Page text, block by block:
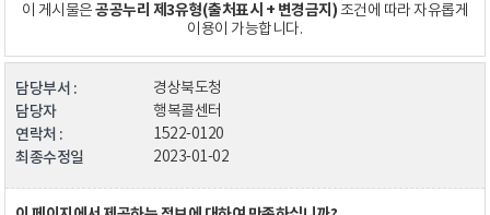
이 게시물은공공누리 제3유형(출처표시 + 변경금지)조건에 따라 자유롭게
이용이 가능합니다.
담당부서 : 경상북도청
담당자 행복콜센터
연락처 : 1522-0120
최종수정일 2023-01-02